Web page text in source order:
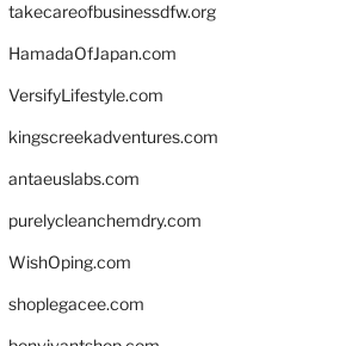
takecareofbusinessdfw.org
HamadaOfJapan.com
VersifyLifestyle.com
kingscreekadventures.com
antaeuslabs.com
purelycleanchemdry.com
WishOping.com
shoplegacee.com